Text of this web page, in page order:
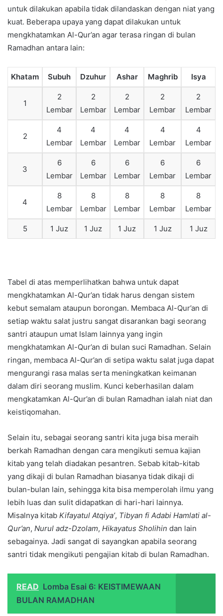
untuk dilakukan apabila tidak dilandaskan dengan niat yang
kuat. Beberapa upaya yang dapat dilakukan untuk
mengkhatamkan Al-Qur’an agar terasa ringan di bulan
Ramadhan antara lain:
Khatam Subuh Dzuhur Ashar Maghrib Isya
1
2
Lembar
2
Lembar
2
Lembar
2
Lembar
2
Lembar
2
4
Lembar
4
Lembar
4
Lembar
4
Lembar
4
Lembar
3
6
Lembar
6
Lembar
6
Lembar
6
Lembar
6
Lembar
4
8
Lembar
8
Lembar
8
Lembar
8
Lembar
8
Lembar
5 1 Juz 1 Juz 1 Juz 1 Juz 1 Juz
Tabel di atas memperlihatkan bahwa untuk dapat
mengkhatamkan Al-Qur’an tidak harus dengan sistem
kebut semalam ataupun borongan. Membaca Al-Qur’an di
setiap waktu salat justru sangat disarankan bagi seorang
santri ataupun umat Islam lainnya yang ingin
mengkhatamkan Al-Qur’an di bulan suci Ramadhan. Selain
ringan, membaca Al-Qur’an di setipa waktu salat juga dapat
mengurangi rasa malas serta meningkatkan keimanan
dalam diri seorang muslim. Kunci keberhasilan dalam
mengkatamkan Al-Qur’an di bulan Ramadhan ialah niat dan
keistiqomahan.
Selain itu, sebagai seorang santri kita juga bisa meraih
berkah Ramadhan dengan cara mengikuti semua kajian
kitab yang telah diadakan pesantren. Sebab kitab-kitab
yang dikaji di bulan Ramadhan biasanya tidak dikaji di
bulan-bulan lain, sehingga kita bisa memperolah ilmu yang
lebih luas dan sulit didapatkan di hari-hari lainnya.
Misalnya kitab Kifayatul Atqiya’, Tibyan fi Adabi Hamlati al-
Qur’an, Nurul adz-Dzolam, Hikayatus Sholihin dan lain
sebagainya. Jadi sangat di sayangkan apabila seorang
santri tidak mengikuti pengajian kitab di bulan Ramadhan.
READ Lomba Esai 6: KEISTIMEWAAN
BULAN RAMADHAN